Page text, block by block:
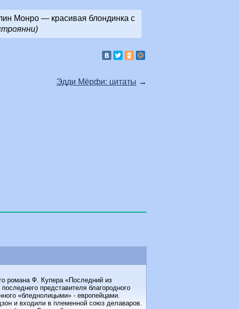
Монро — красивая блондинка с
Эдди Мёрфи: цитаты →
романа Ф. Купера «Последний из
представителя благородного
«бледнолицыми» - европейцами.
и входили в племенной союз делаваров.